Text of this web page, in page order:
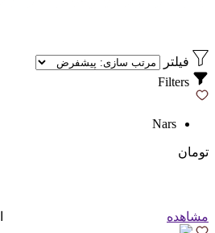
فیلتر
Nars
تومان
مشاهده